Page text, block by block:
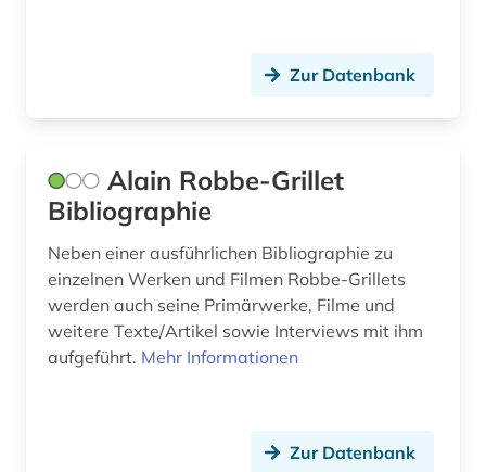
fotografie (1)
francesco (1)
frankokanadisch (2)
frankreich (31)
frankreich <nord> (1)
frankreich zeitung (1)
Zur Datenbank
Alain Robbe-Grillet
Bibliographie
Neben einer ausführlichen Bibliographie zu
einzelnen Werken und Filmen Robbe-Grillets
werden auch seine Primärwerke, Filme und
weitere Texte/Artikel sowie Interviews mit ihm
aufgeführt. Mehr Informationen
Zur Datenbank